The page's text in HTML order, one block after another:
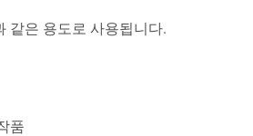
같은 용도로 사용됩니다.
품